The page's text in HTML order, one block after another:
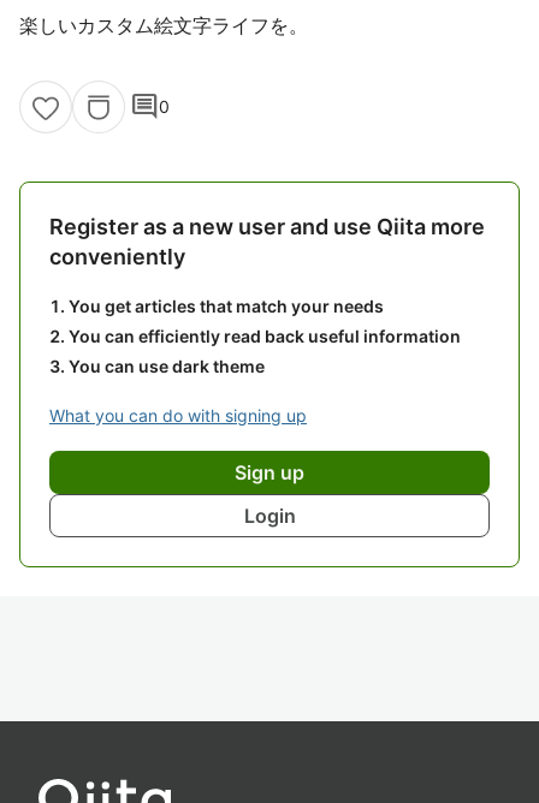
楽しいカスタム絵文字ライフを。
comment0
Register as a new user and use Qiita more
conveniently
You get articles that match your needs
You can efficiently read back useful information
You can use dark theme
What you can do with signing up
Sign up
Login